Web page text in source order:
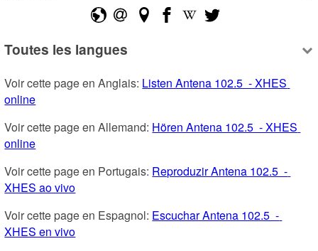
Toutes les langues
Voir cette page en Anglais: Listen Antena 102.5  - XHES
online
Voir cette page en Allemand: Hören Antena 102.5  - XHES
online
Voir cette page en Portugais: Reproduzir Antena 102.5  -
XHES ao vivo
Voir cette page en Espagnol: Escuchar Antena 102.5  -
XHES en vivo